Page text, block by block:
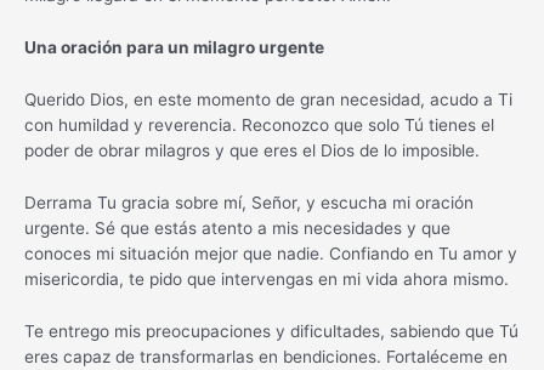
Una oración para un milagro urgente
Querido Dios, en este momento de gran necesidad, acudo a Ti
con humildad y reverencia. Reconozco que solo Tú tienes el
poder de obrar milagros y que eres el Dios de lo imposible.
Derrama Tu gracia sobre mí, Señor, y escucha mi oración
urgente. Sé que estás atento a mis necesidades y que
conoces mi situación mejor que nadie. Confiando en Tu amor y
misericordia, te pido que intervengas en mi vida ahora mismo.
Te entrego mis preocupaciones y dificultades, sabiendo que Tú
eres capaz de transformarlas en bendiciones. Fortaléceme en